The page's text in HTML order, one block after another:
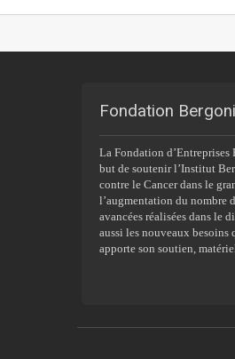
Fondation
La Fondation d’Entreprises
but de soutenir l’Institut
contre le Cancer dans le
l’augmentation du nombre
avancées réalisées dans le
aussi les nouveaux
apporte son soutien,